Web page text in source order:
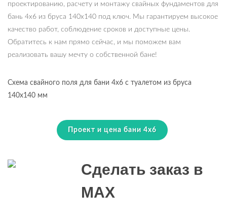
проектированию, расчету и монтажу свайных фундаментов для
бань 4х6 из бруса 140х140 под ключ. Мы гарантируем высокое
качество работ, соблюдение сроков и доступные цены.
Обратитесь к нам прямо сейчас, и мы поможем вам
реализовать вашу мечту о собственной бане!
Схема свайного поля для бани 4х6 с туалетом из бруса
140х140 мм
Проект и цена бани 4х6
Сделать заказ в
MAX